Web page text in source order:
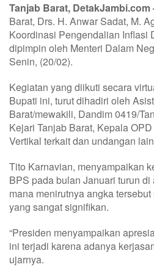
Tanjab Barat, DetakJambi.com
Barat, Drs. H. Anwar Sadat, M.
Koordinasi Pengendalian Inflasi
dipimpin oleh Menteri Dalam
Senin, (20/02).
Kegiatan yang diikuti secara
Bupati ini, turut dihadiri oleh
Barat/mewakili, Dandim 0419/
Kejari Tanjab Barat, Kepala
Vertikal terkait dan undangan
Tito Karnavian, menyampaikan
BPS pada bulan Januari turun
mana menirutnya angka
yang sangat signifikan.
“Presiden menyampaikan
ini terjadi karena adanya
ujarnya.